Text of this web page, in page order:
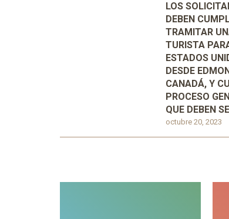
octubre 20, 2023
LOS
DEBEN
TRAMITAR
TURISTA
ESTADOS
DESDE
CANADÁ, Y
PROCESO
QUE DEBEN